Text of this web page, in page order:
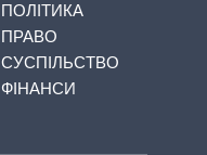
ПОЛІТИКА
ПРАВО
СУСПІЛЬСТВО
ФІНАНСИ